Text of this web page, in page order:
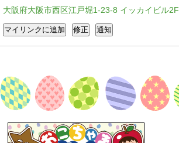
大阪府大阪市西区江戸堀1-23-8 イッカイビル2F